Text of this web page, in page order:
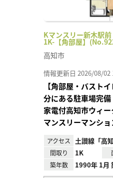
Kマンスリー新木駅
1K-【角部屋】
高知市
情報更新日 2026/08/02
【角部屋・バスト
分にある駐車場完
家電付高知市ウィ
マンスリーマンショ
アクセス 土讃線「高知
間取り 1K
築年数 1990年 1月